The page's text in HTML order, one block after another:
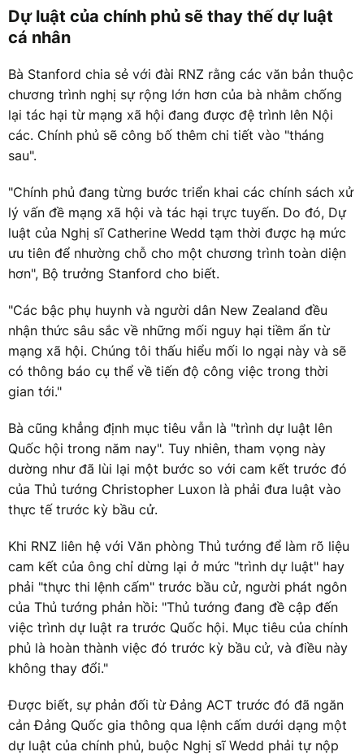
Dự luật của chính phủ sẽ thay thế dự luật
cá nhân
Bà Stanford chia sẻ với đài RNZ rằng các văn bản thuộc
chương trình nghị sự rộng lớn hơn của bà nhằm chống
lại tác hại từ mạng xã hội đang được đệ trình lên Nội
các. Chính phủ sẽ công bố thêm chi tiết vào "tháng
sau".
"Chính phủ đang từng bước triển khai các chính sách xử
lý vấn đề mạng xã hội và tác hại trực tuyến. Do đó, Dự
luật của Nghị sĩ Catherine Wedd tạm thời được hạ mức
ưu tiên để nhường chỗ cho một chương trình toàn diện
hơn", Bộ trưởng Stanford cho biết.
"Các bậc phụ huynh và người dân New Zealand đều
nhận thức sâu sắc về những mối nguy hại tiềm ẩn từ
mạng xã hội. Chúng tôi thấu hiểu mối lo ngại này và sẽ
có thông báo cụ thể về tiến độ công việc trong thời
gian tới."
Bà cũng khẳng định mục tiêu vẫn là "trình dự luật lên
Quốc hội trong năm nay". Tuy nhiên, tham vọng này
dường như đã lùi lại một bước so với cam kết trước đó
của Thủ tướng Christopher Luxon là phải đưa luật vào
thực tế trước kỳ bầu cử.
Khi RNZ liên hệ với Văn phòng Thủ tướng để làm rõ liệu
cam kết của ông chỉ dừng lại ở mức "trình dự luật" hay
phải "thực thi lệnh cấm" trước bầu cử, người phát ngôn
của Thủ tướng phản hồi: "Thủ tướng đang đề cập đến
việc trình dự luật ra trước Quốc hội. Mục tiêu của chính
phủ là hoàn thành việc đó trước kỳ bầu cử, và điều này
không thay đổi."
Được biết, sự phản đối từ Đảng ACT trước đó đã ngăn
cản Đảng Quốc gia thông qua lệnh cấm dưới dạng một
dự luật của chính phủ, buộc Nghị sĩ Wedd phải tự nộp